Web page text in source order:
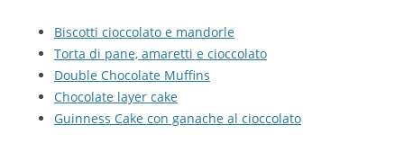
Biscotti cioccolato e mandorle
Torta di pane, amaretti e cioccolato
Double Chocolate Muffins
Chocolate layer cake
Guinness Cake con ganache al cioccolato